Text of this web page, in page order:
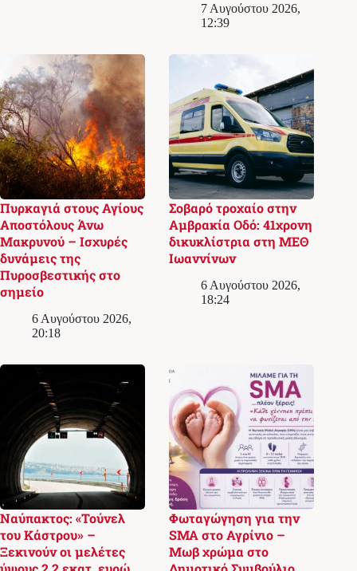
7 Αυγούστου 2026,
12:39
Πυρκαγιά στους Αγίους
Αποστόλους Άνω
Μακρυνού – Ισχυρές
δυνάμεις της
Πυροσβεστικής στο
σημείο
6 Αυγούστου 2026,
20:18
Σοβαρό τροχαίο στην
Αμβρακία Οδό: 41χρονη
δικυκλίστρια στη ΜΕΘ
Ιωαννίνων
6 Αυγούστου 2026,
18:24
Ναύπακτος: «Τούνελ
του Κάστρου» –
Ξεκινούν οι μελέτες
Φωταγώγηση για την
SMA στο Αγρίνιο –
Μωβ χρώμα στο